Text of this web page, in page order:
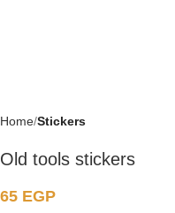
Home Stickers
Old tools stickers
65 EGP